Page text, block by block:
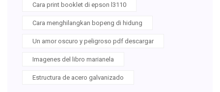
Cara print booklet di epson l3110
Cara menghilangkan bopeng di hidung
Un amor oscuro y peligroso pdf descargar
Imagenes del libro marianela
Estructura de acero galvanizado